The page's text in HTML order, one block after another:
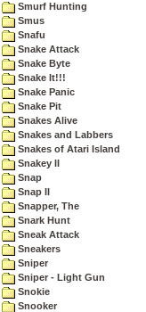
Smurf Hunting
Smus
Snafu
Snake Attack
Snake Byte
Snake It!!!
Snake Panic
Snake Pit
Snakes Alive
Snakes and Labbers
Snakes of Atari Island
Snakey II
Snap
Snap II
Snapper, The
Snark Hunt
Sneak Attack
Sneakers
Sniper
Sniper - Light Gun
Snokie
Snooker